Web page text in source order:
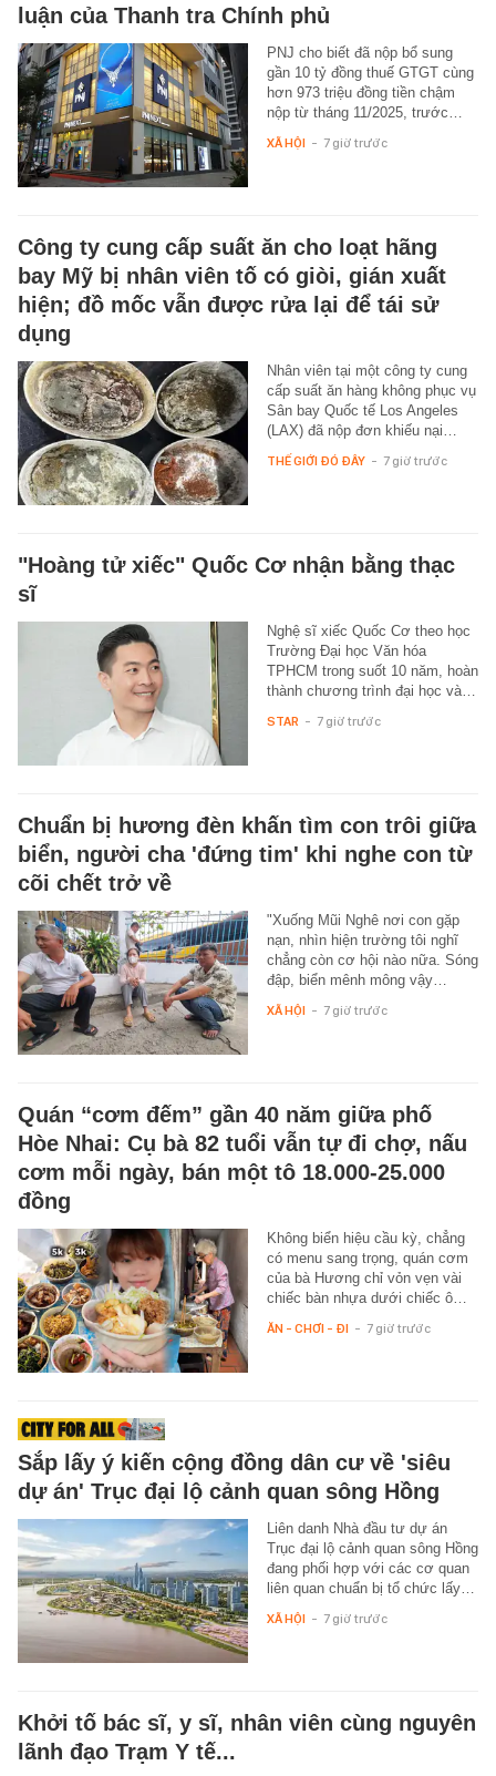
luận của Thanh tra Chính phủ
PNJ cho biết đã nộp bổ sung
gần 10 tỷ đồng thuế GTGT cùng
hơn 973 triệu đồng tiền chậm
nộp từ tháng 11/2025, trước…
XÃ HỘI - 7 giờ trước
Công ty cung cấp suất ăn cho loạt hãng
bay Mỹ bị nhân viên tố có giòi, gián xuất
hiện; đồ mốc vẫn được rửa lại để tái sử
dụng
Nhân viên tại một công ty cung
cấp suất ăn hàng không phục vụ
Sân bay Quốc tế Los Angeles
(LAX) đã nộp đơn khiếu nại…
THẾ GIỚI ĐÓ ĐÂY - 7 giờ trước
"Hoàng tử xiếc" Quốc Cơ nhận bằng thạc
sĩ
Nghệ sĩ xiếc Quốc Cơ theo học
Trường Đại học Văn hóa
TPHCM trong suốt 10 năm, hoàn
thành chương trình đại học và…
STAR - 7 giờ trước
Chuẩn bị hương đèn khấn tìm con trôi giữa
biển, người cha 'đứng tim' khi nghe con từ
cõi chết trở về
"Xuống Mũi Nghê nơi con gặp
nạn, nhìn hiện trường tôi nghĩ
chẳng còn cơ hội nào nữa. Sóng
đập, biển mênh mông vậy…
XÃ HỘI - 7 giờ trước
Quán “cơm đếm” gần 40 năm giữa phố
Hòe Nhai: Cụ bà 82 tuổi vẫn tự đi chợ, nấu
cơm mỗi ngày, bán một tô 18.000-25.000
đồng
Không biển hiệu cầu kỳ, chẳng
có menu sang trọng, quán cơm
của bà Hương chỉ vỏn vẹn vài
chiếc bàn nhựa dưới chiếc ô…
ĂN - CHƠI - ĐI - 7 giờ trước
Sắp lấy ý kiến cộng đồng dân cư về 'siêu
dự án' Trục đại lộ cảnh quan sông Hồng
Liên danh Nhà đầu tư dự án
Trục đại lộ cảnh quan sông Hồng
đang phối hợp với các cơ quan
liên quan chuẩn bị tổ chức lấy…
XÃ HỘI - 7 giờ trước
Khởi tố bác sĩ, y sĩ, nhân viên cùng nguyên
lãnh đạo Trạm Y tế...